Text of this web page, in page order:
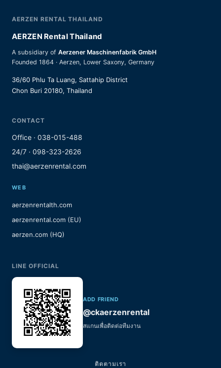
AERZEN RENTAL THAILAND
AERZEN Rental Thailand
A subsidiary of Aerzener Maschinenfabrik GmbH
Founded 1864 · Aerzen, Lower Saxony, Germany
36/60 Phlu Ta Luang, Sattahip District
Chon Buri 20180, Thailand
CONTACT
Office · 038-015-488
24/7 · 098-323-2626
thai@aerzenrental.com
WEB
aerzenrentalth.com
aerzenrental.com (EU)
aerzen.com (HQ)
LINE OFFICIAL
ADD FRIEND
@ckaerzenrental
สแกนเพื่อติดต่อทีมงาน
ติดตามเรา